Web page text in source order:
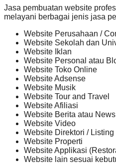
Jasa pembuatan website
melayani berbagai jenis jasa
Website Perusahaan /
Website Sekolah dan
Website Iklan
Website Personal atau
Website Toko Online
Website Adsense
Website Musik
Website Tour and Travel
Website Afiliasi
Website Berita atau News
Website Video
Website Direktori / Listing
Website Properti
Website Applikasi
Website lain sesuai